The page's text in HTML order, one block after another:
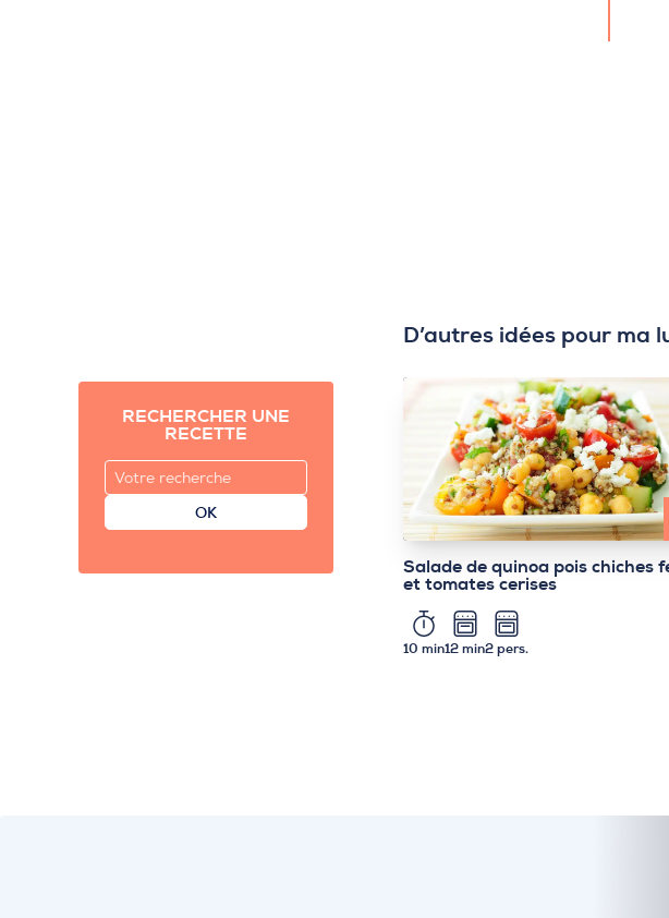
RECHERCHER UNE
RECETTE
OK
D’autres idées pour ma
Salade de quinoa pois chiches
et tomates cerises
10 min12 min2 pers.